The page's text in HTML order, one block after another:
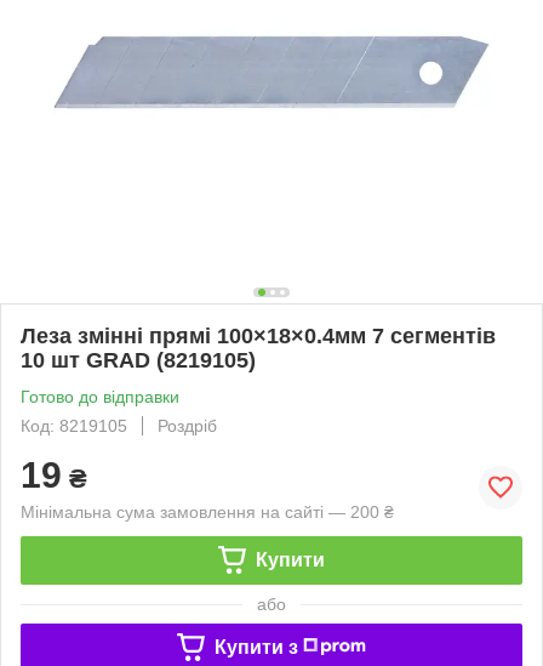
Леза змінні прямі 100×18×0.4мм 7 сегментів
10 шт GRAD (8219105)
Готово до відправки
Код: 8219105
Роздріб
19 ₴
Мінімальна сума замовлення на сайті — 200 ₴
Купити
або
Купити з